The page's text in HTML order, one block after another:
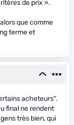
de prix ».
que comme
terme et
acheteurs".
final ne rendent
très bien, qui